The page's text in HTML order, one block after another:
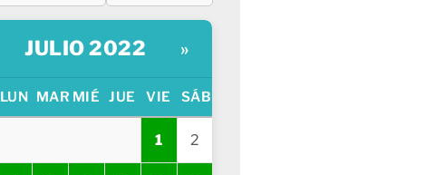
JULIO 2022 »
LUN MAR MIÉ JUE VIE SÁB
1 2